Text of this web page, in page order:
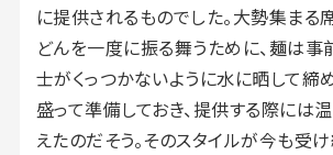
に提供されるものでした。大勢集まる
どんを一度に振る舞うために、麺は事
士がくっつかないように水に晒して締
盛って準備しておき、提供する際には
えたのだそう。そのスタイルが今も受